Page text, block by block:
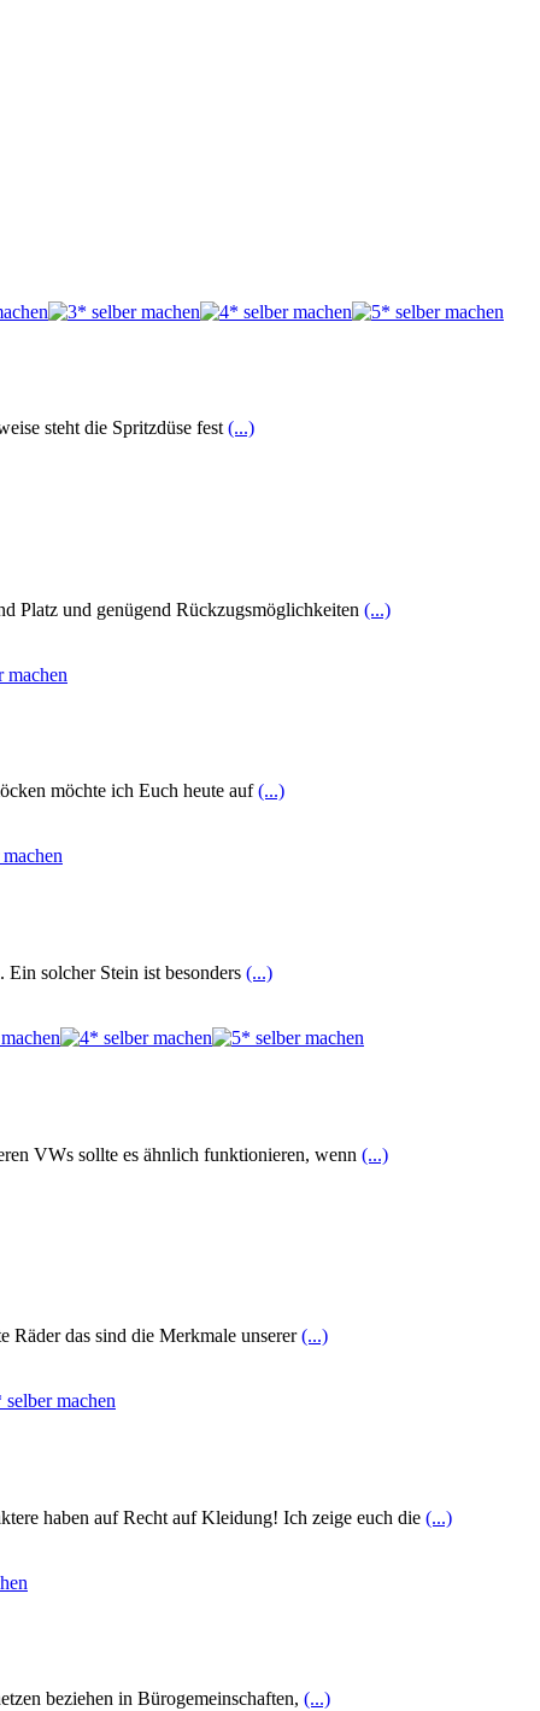
steht die Spritzdüse fest(...)
Platz und genügend Rückzugsmöglichkeiten (...)
möchte ich Euch heute auf(...)
solcher Stein ist besonders (...)
VWs sollte es ähnlich funktionieren, wenn (...)
Räder das sind die Merkmale unserer(...)
haben auf Recht auf Kleidung! Ich zeige euch die (...)
beziehen in Bürogemeinschaften, (...)